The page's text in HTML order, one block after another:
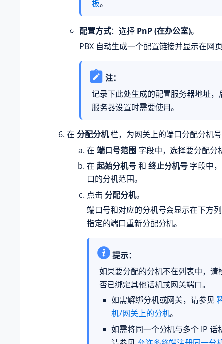
板。
配置方式：选择 PnP (在办公室)。
PBX 自动生成一个配置链接并显示在网
注：
记录下此处生成的配置服务器地址，
服务器设置时需要使用。
在 分配分机栏，为网关上的端口分配分机
在 端口号范围 字段中，选择要分配分
在 起始分机号和 终止分机号 字段中
口的分机范围。
点击 分配分机。
端口号和对应的分机号会显示在下方
指定的端口重新分配分机。
提示：
如果要分配的分机不在列表中，请
否已绑定其他话机或网关端口。
如需解绑分机或网关，请参见
机/网关上的分机。
如需将同一个分机与多个 IP 话